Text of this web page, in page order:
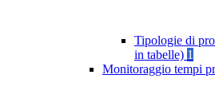
Tipologie di
in tabelle) 1
Monitoraggio tempi